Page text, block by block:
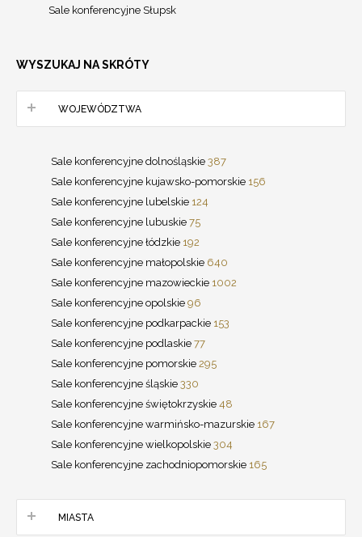
Sale konferencyjne Słupsk
WYSZUKAJ NA SKRÓTY
WOJEWÓDZTWA
Sale konferencyjne dolnośląskie 387
Sale konferencyjne kujawsko-pomorskie 156
Sale konferencyjne lubelskie 124
Sale konferencyjne lubuskie 75
Sale konferencyjne łódzkie 192
Sale konferencyjne małopolskie 640
Sale konferencyjne mazowieckie 1002
Sale konferencyjne opolskie 96
Sale konferencyjne podkarpackie 153
Sale konferencyjne podlaskie 77
Sale konferencyjne pomorskie 295
Sale konferencyjne śląskie 330
Sale konferencyjne świętokrzyskie 48
Sale konferencyjne warmińsko-mazurskie 167
Sale konferencyjne wielkopolskie 304
Sale konferencyjne zachodniopomorskie 165
MIASTA